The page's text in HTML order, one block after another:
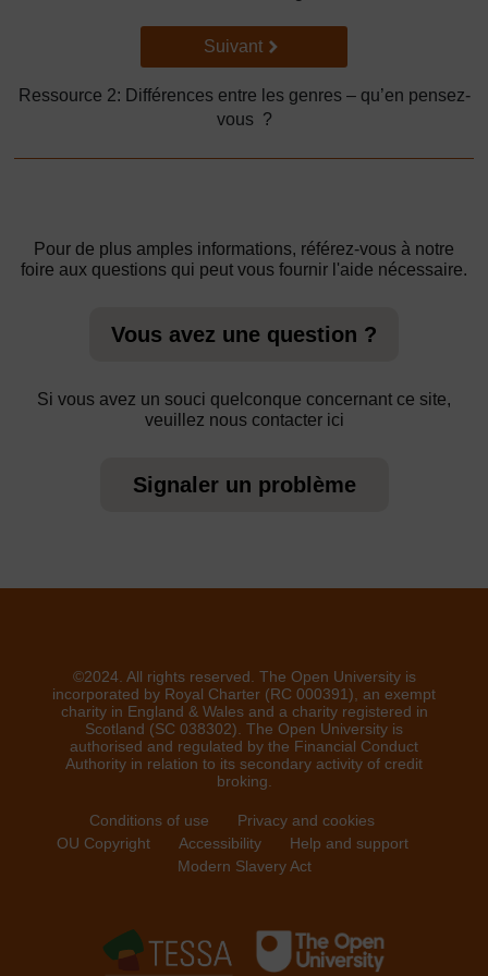
Suivant
Suivant
Ressource 2: Différences entre les genres – qu’en pensez-
vous ?
Pour de plus amples informations, référez-vous à notre
foire aux questions qui peut vous fournir l'aide nécessaire.
Vous avez une question ?
Si vous avez un souci quelconque concernant ce site,
veuillez nous contacter ici
Signaler un problème
©2024. All rights reserved. The Open University is
incorporated by Royal Charter (RC 000391), an exempt
charity in England & Wales and a charity registered in
Scotland (SC 038302). The Open University is
authorised and regulated by the Financial Conduct
Authority in relation to its secondary activity of credit
broking.
Conditions of use
Privacy and cookies
OU Copyright
Accessibility
Help and support
Modern Slavery Act